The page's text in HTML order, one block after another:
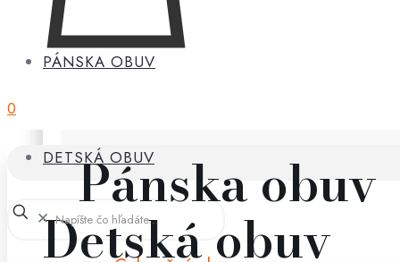
PÁNSKA OBUV
Pánska obuv
0
DETSKÁ OBUV
Detská obuv
✕